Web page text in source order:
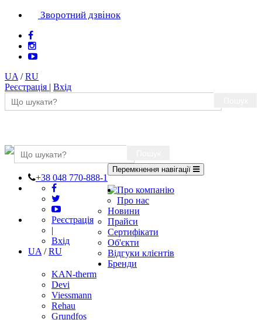
Зворотний дзвінок
UA /RU
Реєстрація | Вхід
+38 048 770-888-1
Реєстрація
|
Вхід
UA /RU
Перемкнення навігації
Про компанію
Про нас
Новини
Прайси
Сертифікати
Об'єкти
Відгуки клієнтів
Бренди
KAN-therm
Devi
Viessmann
Rehau
Grundfos